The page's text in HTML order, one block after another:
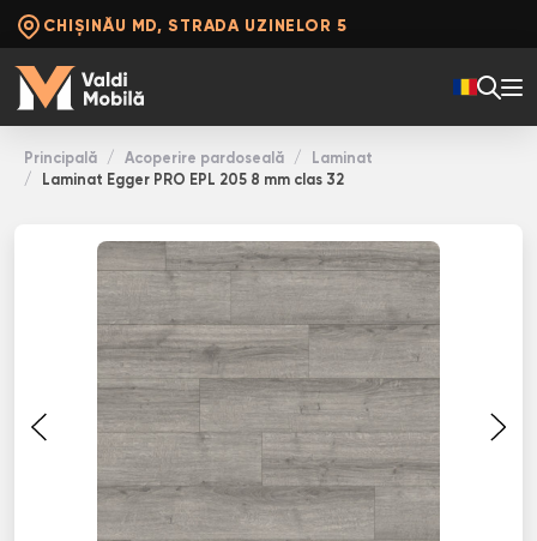
CHIȘINĂU MD, STRADA UZINELOR 5
Principală Acoperire pardoseală
Laminat
Laminat Egger PRO EPL 205 8 mm clas 32